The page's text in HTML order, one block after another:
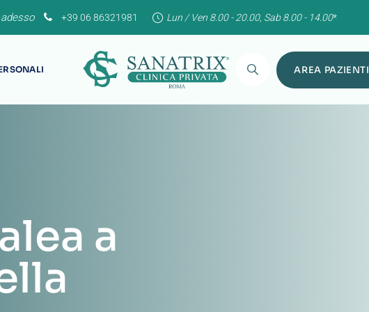
+39 06 86321981 Lun / Ven 8.00 - 20.00, Sab 8.00 - 14.00*
AREA PAZIENTI
a